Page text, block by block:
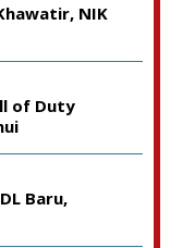
NIK
of Duty
Baru,